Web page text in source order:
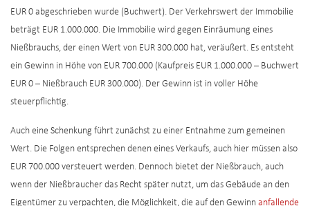
EUR 0 abgeschrieben wurde (Buchwert). Der Verkehrswert der Immobilie
beträgt EUR 1.000.000. Die Immobilie wird gegen Einräumung eines
Nießbrauchs, der einen Wert von EUR 300.000 hat, veräußert. Es entsteht
ein Gewinn in Höhe von EUR 700.000 (Kaufpreis EUR 1.000.000 – Buchwert
EUR 0 – Nießbrauch EUR 300.000). Der Gewinn ist in voller Höhe
steuerpflichtig.
Auch eine Schenkung führt zunächst zu einer Entnahme zum gemeinen
Wert. Die Folgen entsprechen denen eines Verkaufs, auch hier müssen also
EUR 700.000 versteuert werden. Dennoch bietet der Nießbrauch, auch
wenn der Nießbraucher das Recht später nutzt, um das Gebäude an den
Eigentümer zu verpachten, die Möglichkeit, die auf den Gewinn anfallende